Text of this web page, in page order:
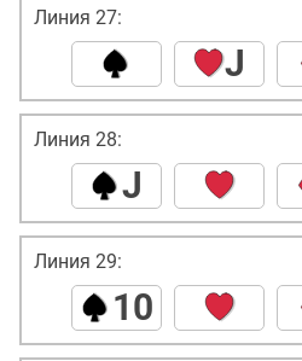
Линия 27:
J
Линия 28:
J
Линия 29:
10